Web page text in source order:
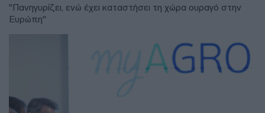
"Πανηγυρίζει, ενώ έχει καταστήσει τη χώρα ουραγό στην
Ευρώπη"